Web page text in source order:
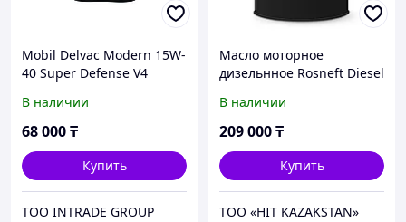
Mobil Delvac Modern 15W-
40 Super Defense V4
В наличии
68 000₸
Купить
ТОО INTRADE GROUP
Масло моторное
дизельнное Rosneft Diesel
бочка 205 л
В наличии
209 000₸
Купить
ТОО «HIT KAZAKSTAN»